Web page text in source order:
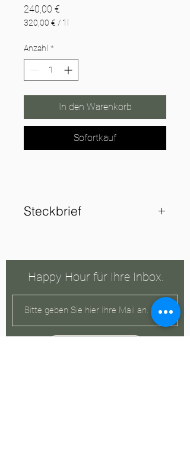
240,00 €
320,00 € / 1l
pro
1
Anzahl *
In den Warenkorb
Sofortkauf
Steckbrief
Gutsabfüllung: Xavier
Monnot, Meursault, France
Rebsorte: Chardonnay
Jahrgang: 2018
Happy Hour für Ihre Inbox.